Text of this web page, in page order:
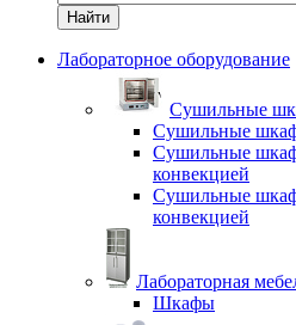
Найти
Лабораторное оборудование
Cушильные
Сушильные
Сушильные
конвекцией
Сушильные
конвекцией
Лабораторная
Шкафы